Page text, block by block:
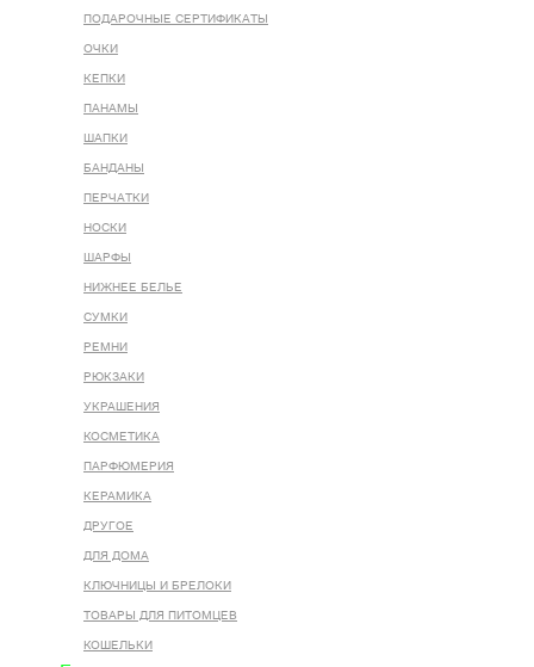
ПОДАРОЧНЫЕ СЕРТИФИКАТЫ
ОЧКИ
КЕПКИ
ПАНАМЫ
ШАПКИ
БАНДАНЫ
ПЕРЧАТКИ
НОСКИ
ШАРФЫ
НИЖНЕЕ БЕЛЬЕ
СУМКИ
РЕМНИ
РЮКЗАКИ
УКРАШЕНИЯ
КОСМЕТИКА
ПАРФЮМЕРИЯ
КЕРАМИКА
ДРУГОЕ
ДЛЯ ДОМА
КЛЮЧНИЦЫ И БРЕЛОКИ
ТОВАРЫ ДЛЯ ПИТОМЦЕВ
КОШЕЛЬКИ